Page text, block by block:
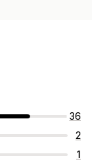
36
2
1